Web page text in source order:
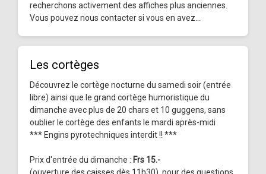
recherchons activement des affiches plus anciennes.
Vous pouvez nous contacter si vous en avez...
Les cortèges
Découvrez le cortège nocturne du samedi soir (entrée
libre) ainsi que le grand cortège humoristique du
dimanche avec plus de 20 chars et 10 guggens, sans
oublier le cortège des enfants le mardi après-midi
*** Engins pyrotechniques interdit !! ***
Prix d'entrée du dimanche : Frs 15.-